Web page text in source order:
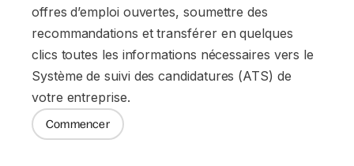
offres d’emploi ouvertes, soumettre des
recommandations et transférer en quelques
clics toutes les informations nécessaires vers le
Système de suivi des candidatures (ATS) de
votre entreprise.
Commencer